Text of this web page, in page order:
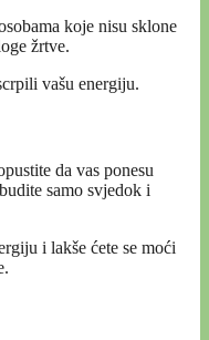
koje nisu sklone
žrtve.
vašu energiju.
da vas ponesu
samo svjedok i
i lakše ćete se moći